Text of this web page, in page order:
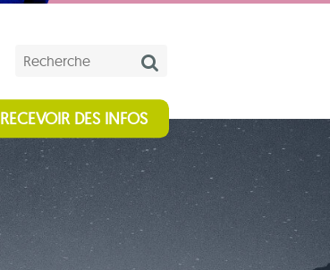
Mots-clés
RECEVOIR DES INFOS